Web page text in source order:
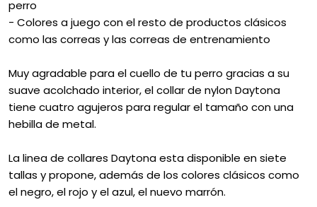
perro
- Colores a juego con el resto de productos clásicos
como las correas y las correas de entrenamiento
Muy agradable para el cuello de tu perro gracias a su
suave acolchado interior, el collar de nylon Daytona
tiene cuatro agujeros para regular el tamaño con una
hebilla de metal.
La linea de collares Daytona esta disponible en siete
tallas y propone, además de los colores clásicos como
el negro, el rojo y el azul, el nuevo marrón.